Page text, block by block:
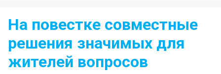
На повестке совместные
решения значимых для
жителей вопросов